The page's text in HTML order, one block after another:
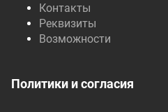
Контакты
Реквизиты
Возможности
Политики и согласия